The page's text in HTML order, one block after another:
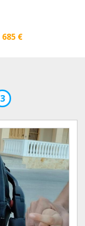
685 €
3